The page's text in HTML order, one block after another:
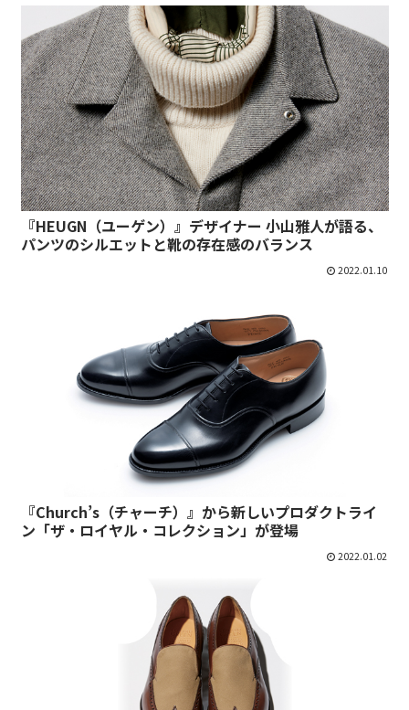
『HEUGN（ユーゲン）』デザイナー 小山雅人が語る、
パンツのシルエットと靴の存在感のバランス
2022.01.10
『Church’s（チャーチ）』から新しいプロダクトライ
ン「ザ・ロイヤル・コレクション」が登場
2022.01.02